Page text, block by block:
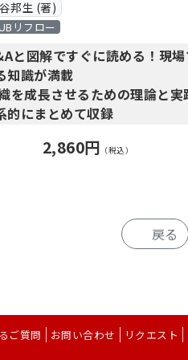
な問題に焦点が当たりがちな労
を体系的に、原則とともに解説
採用入門』では
選考・オンボーディングから採
・構造的に整理し、難解な理論
な実践をわかりやすく解説しま
当者はもちろん、経営・事業部
「共通言語」で採用を語れるよ
、
合った最適な採用活動を実践で
目的、日本の採用の歴史と海
2. 採用チーム：
】
2. チェンジエージェント
3. サーベイ・フィードバック
4. 対話型組織開発
5. 学習する組織
6. ティール組織
7. ビジョナリーカンパニー
10. ワイズカンパニー
じめに」より一部抜粋】
とIT企業のエンジニアでした
ていた現場の状況を改善した
邦生 (著)
リフロー
と図解ですぐに読める！現場
知識が満載
を成長させるための理論と実
的にまとめて収録
カツキ」の実例も紹介
ネジメントの基礎知識を図解
読めば構造的に人材マネジメ
することができます。
2,860円 （税込）
戻る
ご質問 お問い合わせ リクエスト